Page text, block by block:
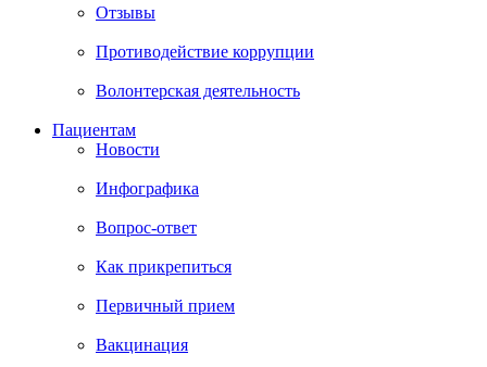
Отзывы
Противодействие коррупции
Волонтерская деятельность
Пациентам
Новости
Инфографика
Вопрос-ответ
Как прикрепиться
Первичный прием
Вакцинация